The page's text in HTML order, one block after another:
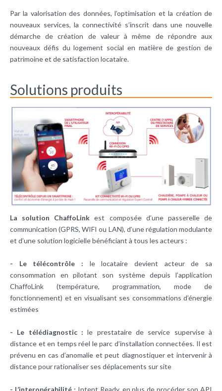
Par la valorisation des données, l’optimisation et la création de
nouveaux services, la connectivité s’inscrit dans une nouvelle
démarche de création de valeur à même de répondre aux
nouveaux défis du logement social en matière de gestion de
patrimoine et de satisfaction locataire.
Solutions produits
La solution ChaffoLink est composée d’une passerelle de
communication (GPRS, WIFI ou LAN), d’une régulation modulante
et d’une solution logicielle bénéficiant à tous les acteurs :
- Le télécontrôle : le locataire devient acteur de sa
consommation en pilotant son système depuis l’application
ChaffoLink (température, programmation, mode de
fonctionnement) et en visualisant ses consommations d’énergie
estimées
- Le télédiagnostic : le prestataire de service supervise à
distance et en temps réel le parc d’installation connectées. Il est
prévenu en cas d’anomalie et peut diagnostiquer et intervenir à
distance pour rationaliser ses déplacements sur site
- L’interopérabilité : Intent Ready, en plus de procéder son API